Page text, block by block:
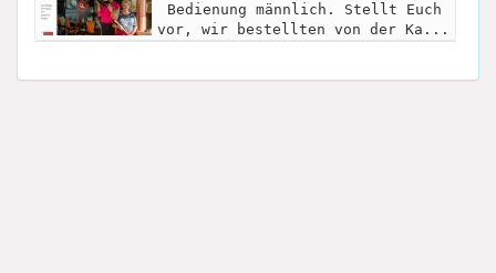
Bedienung männlich. Stellt Euch
vor, wir bestellten von der Ka...